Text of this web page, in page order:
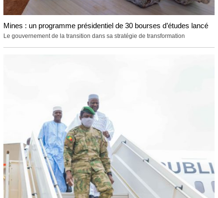
Mines : un programme présidentiel de 30 bourses d’études lancé
Le gouvernement de la transition dans sa stratégie de transformation